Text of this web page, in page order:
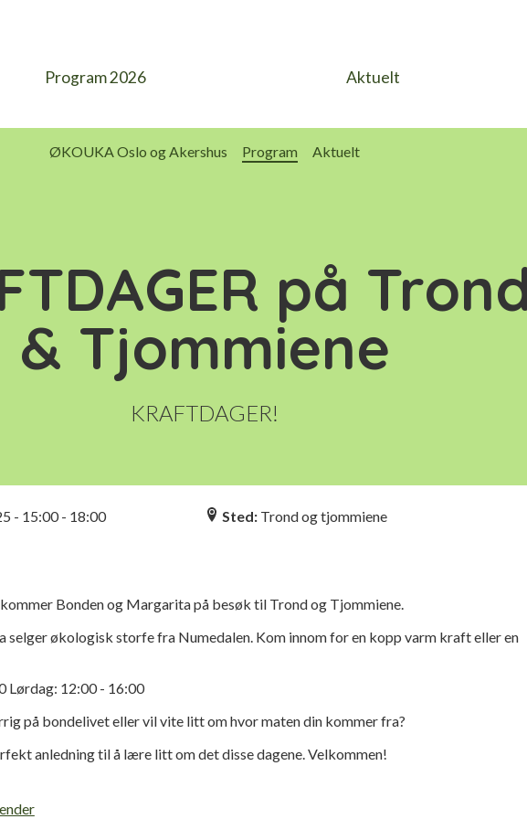
Program 2026 Aktuelt
ØKOUKA Oslo og Akershus Program Aktuelt
på
& Tjommiene
KRAFTDAGER!
- 15:00 - 18:00 Sted: Trond og tjommiene
Bonden og Margarita på besøk til Trond og Tjommiene.
selger økologisk storfe fra Numedalen. Kom innom for en kopp varm kraft eller en
Lørdag: 12:00 - 16:00
på bondelivet eller vil vite litt om hvor maten din kommer fra?
anledning til å lære litt om det disse dagene. Velkommen!